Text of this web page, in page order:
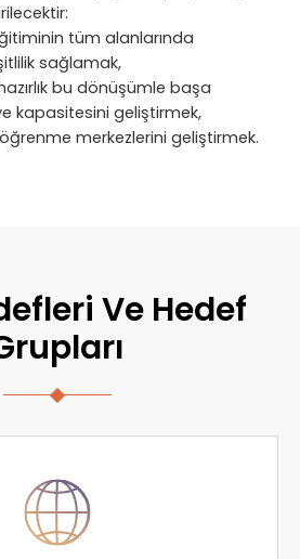
tüm alanlarında
sağlamak,
bu dönüşümle başa
kapasitesini geliştirmek,
merkezlerini geliştirmek.
Ve Hedef